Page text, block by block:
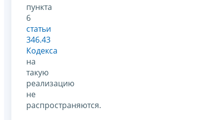
пункта
6
статьи
346.43
Кодекса
на
такую
реализацию
не
распространяются.